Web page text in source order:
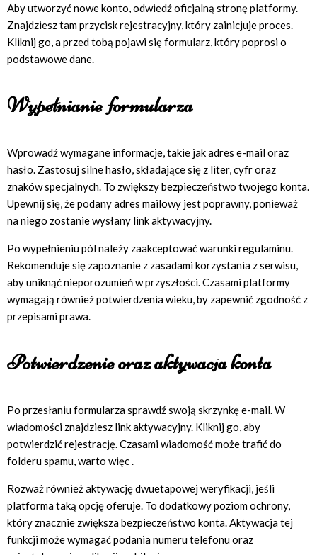
Aby utworzyć nowe konto, odwiedź oficjalną stronę platformy.
Znajdziesz tam przycisk rejestracyjny, który zainicjuje proces.
Kliknij go, a przed tobą pojawi się formularz, który poprosi o
podstawowe dane.
Wypełnianie formularza
Wprowadź wymagane informacje, takie jak adres e-mail oraz
hasło. Zastosuj silne hasło, składające się z liter, cyfr oraz
znaków specjalnych. To zwiększy bezpieczeństwo twojego konta.
Upewnij się, że podany adres mailowy jest poprawny, ponieważ
na niego zostanie wysłany link aktywacyjny.
Po wypełnieniu pól należy zaakceptować warunki regulaminu.
Rekomenduje się zapoznanie z zasadami korzystania z serwisu,
aby uniknąć nieporozumień w przyszłości. Czasami platformy
wymagają również potwierdzenia wieku, by zapewnić zgodność z
przepisami prawa.
Potwierdzenie oraz aktywacja konta
Po przesłaniu formularza sprawdź swoją skrzynkę e-mail. W
wiadomości znajdziesz link aktywacyjny. Kliknij go, aby
potwierdzić rejestrację. Czasami wiadomość może trafić do
folderu spamu, warto więc .
Rozważ również aktywację dwuetapowej weryfikacji, jeśli
platforma taką opcję oferuje. To dodatkowy poziom ochrony,
który znacznie zwiększa bezpieczeństwo konta. Aktywacja tej
funkcji może wymagać podania numeru telefonu oraz